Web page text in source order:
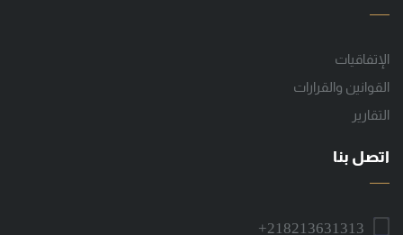
الإتفاقيات
القوانين والقرارات
التقارير
اتصل بنا
+218213631313